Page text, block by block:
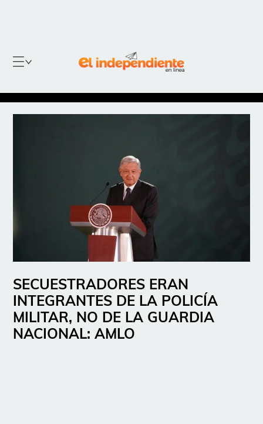
SECUESTRADORES ERAN
INTEGRANTES DE LA POLICÍA
MILITAR, NO DE LA GUARDIA
NACIONAL: AMLO